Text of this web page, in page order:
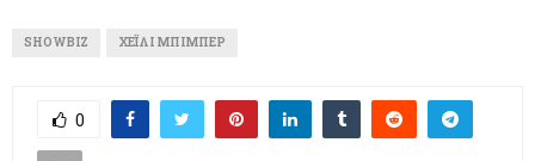
SHOWBIZ ΧΈΙΛΙ ΜΠΊΜΠΕΡ
0